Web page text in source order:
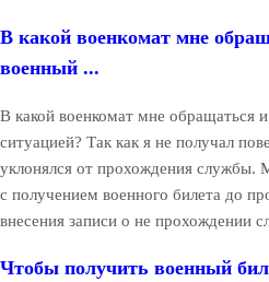
В какой военкомат мне
военный ...
В какой военкомат мне обращаться
ситуацией? Так как я не получал
уклонялся от прохождения службы.
с получением военного билета до
внесения записи о не прохождении
Чтобы получить военный